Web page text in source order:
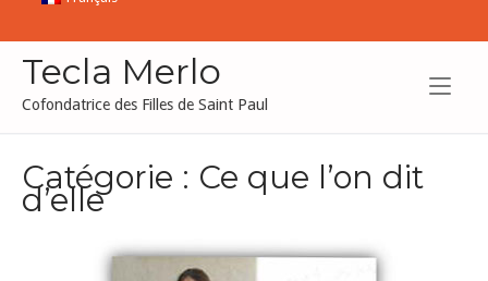
Tecla Merlo
Cofondatrice des Filles de Saint Paul
Catégorie : Ce que l’on dit
d’elle